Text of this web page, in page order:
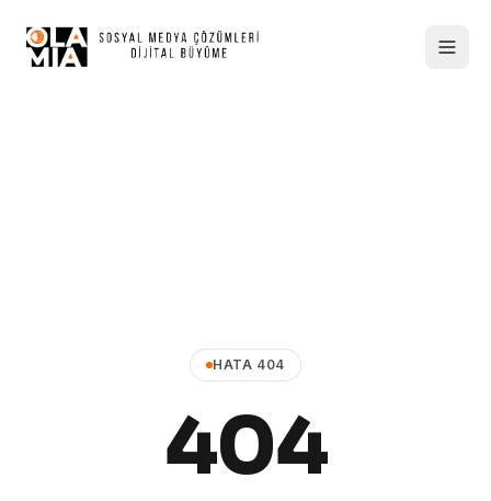
HATA 404
404